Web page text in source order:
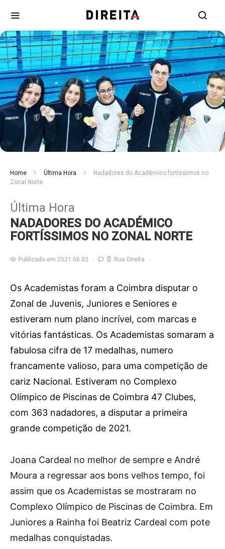
Home Última Hora
Nadadores do Académico fortíssimos no
Zonal Norte
Última Hora
NADADORES DO ACADÉMICO
FORTÍSSIMOS NO ZONAL NORTE
Publicado em 2021.06.02 Rua Direita
Os Academistas foram a Coimbra disputar o
Zonal de Juvenis, Juniores e Seniores e
estiveram num plano incrível, com marcas e
vitórias fantásticas. Os Academistas somaram a
fabulosa cifra de 17 medalhas, numero
francamente valioso, para uma competição de
cariz Nacional. Estiveram no Complexo
Olímpico de Piscinas de Coimbra 47 Clubes,
com 363 nadadores, a disputar a primeira
grande competição de 2021.
Joana Cardeal no melhor de sempre e André
Moura a regressar aos bons velhos tempo, foi
assim que os Academistas se mostraram no
Complexo Olímpico de Piscinas de Coimbra. Em
Juniores a Rainha foi Beatriz Cardeal com pote
medalhas conquistadas.